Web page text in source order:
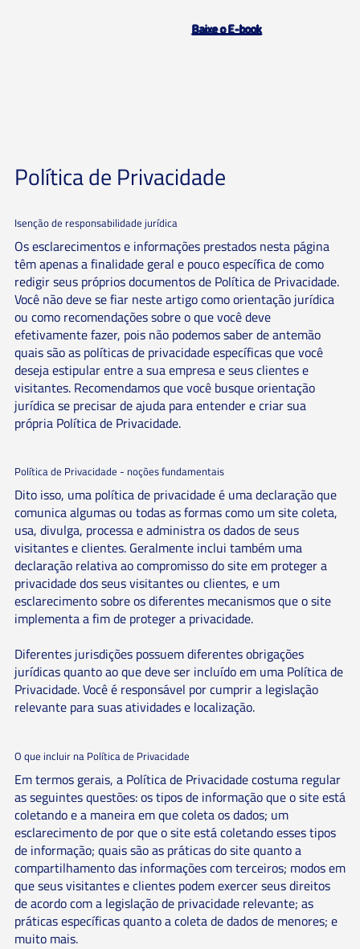
Baixe o E-book
Política de Privacidade
Isenção de responsabilidade jurídica
Os esclarecimentos e informações prestados nesta página
têm apenas a finalidade geral e pouco específica de como
redigir seus próprios documentos de Política de Privacidade.
Você não deve se fiar neste artigo como orientação jurídica
ou como recomendações sobre o que você deve
efetivamente fazer, pois não podemos saber de antemão
quais são as políticas de privacidade específicas que você
deseja estipular entre a sua empresa e seus clientes e
visitantes. Recomendamos que você busque orientação
jurídica se precisar de ajuda para entender e criar sua
própria Política de Privacidade.
Política de Privacidade - noções fundamentais
Dito isso, uma política de privacidade é uma declaração que
comunica algumas ou todas as formas como um site coleta,
usa, divulga, processa e administra os dados de seus
visitantes e clientes. Geralmente inclui também uma
declaração relativa ao compromisso do site em proteger a
privacidade dos seus visitantes ou clientes, e um
esclarecimento sobre os diferentes mecanismos que o site
implementa a fim de proteger a privacidade.
Diferentes jurisdições possuem diferentes obrigações
jurídicas quanto ao que deve ser incluído em uma Política de
Privacidade. Você é responsável por cumprir a legislação
relevante para suas atividades e localização.
O que incluir na Política de Privacidade
Em termos gerais, a Política de Privacidade costuma regular
as seguintes questões: os tipos de informação que o site está
coletando e a maneira em que coleta os dados; um
esclarecimento de por que o site está coletando esses tipos
de informação; quais são as práticas do site quanto a
compartilhamento das informações com terceiros; modos em
que seus visitantes e clientes podem exercer seus direitos
de acordo com a legislação de privacidade relevante; as
práticas específicas quanto a coleta de dados de menores; e
muito mais.